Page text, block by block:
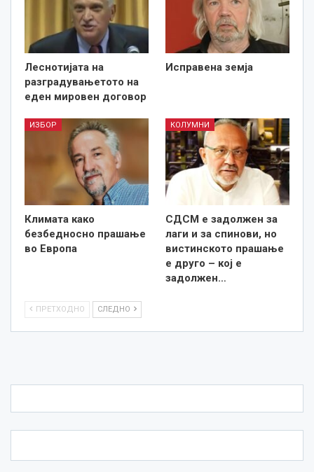
Леснотијата на
разградувањетото на
еден мировен договор
Исправена земја
ИЗБОР
Климата како
безбедносно прашање
во Европа
КОЛУМНИ
СДСМ е задолжен за
лаги и за спинови, но
вистинското прашање
е друго – кој е
задолжен…
ПРЕТХОДНО СЛЕДНО